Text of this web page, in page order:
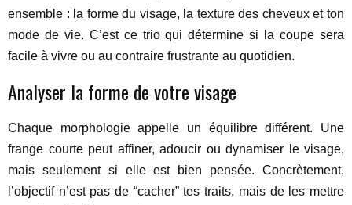
ensemble : la forme du visage, la texture des cheveux et ton
mode de vie. C’est ce trio qui détermine si la coupe sera
facile à vivre ou au contraire frustrante au quotidien.
Analyser la forme de votre visage
Chaque morphologie appelle un équilibre différent. Une
frange courte peut affiner, adoucir ou dynamiser le visage,
mais seulement si elle est bien pensée. Concrètement,
l’objectif n’est pas de “cacher” tes traits, mais de les mettre